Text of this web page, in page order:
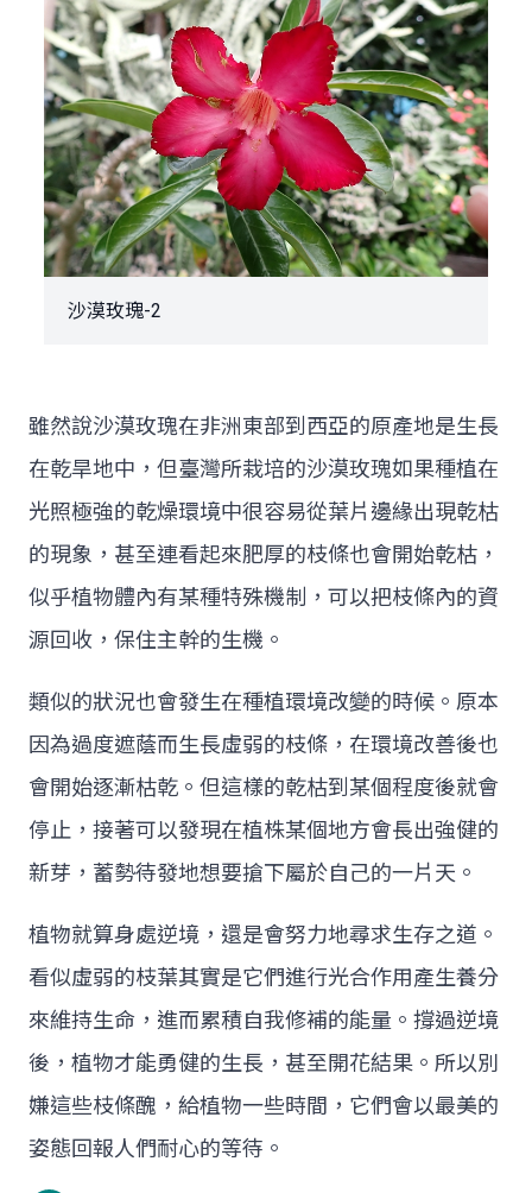
沙漠玫瑰-2
雖然說沙漠玫瑰在非洲東部到西亞的原產地是生長
在乾旱地中，但臺灣所栽培的沙漠玫瑰如果種植在
光照極強的乾燥環境中很容易從葉片邊緣出現乾枯
的現象，甚至連看起來肥厚的枝條也會開始乾枯，
似乎植物體內有某種特殊機制，可以把枝條內的資
源回收，保住主幹的生機。
類似的狀況也會發生在種植環境改變的時候。原本
因為過度遮蔭而生長虛弱的枝條，在環境改善後也
會開始逐漸枯乾。但這樣的乾枯到某個程度後就會
停止，接著可以發現在植株某個地方會長出強健的
新芽，蓄勢待發地想要搶下屬於自己的一片天。
植物就算身處逆境，還是會努力地尋求生存之道。
看似虛弱的枝葉其實是它們進行光合作用產生養分
來維持生命，進而累積自我修補的能量。撐過逆境
後，植物才能勇健的生長，甚至開花結果。所以別
嫌這些枝條醜，給植物一些時間，它們會以最美的
姿態回報人們耐心的等待。